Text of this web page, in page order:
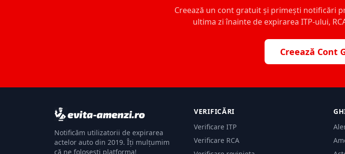
Creează un cont gratuit și primești notificări
ultima zi înainte de expirarea ITP-ului,
Creează Cont
Notificăm utilizatorii de expirarea
actelor auto din 2019. Îți mulțumim
că ne folosești platforma!
VERIFICĂRI
Verificare ITP
Verificare RCA